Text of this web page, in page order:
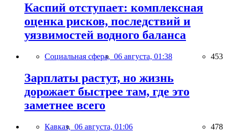
Каспий отступает: комплексная
оценка рисков, последствий и
уязвимостей водного баланса
Социальная сфера, 06 августа, 01:38 453
Зарплаты растут, но жизнь
дорожает быстрее там, где это
заметнее всего
Кавказ, 06 августа, 01:06 478